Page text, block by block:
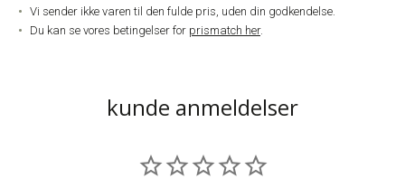
Vi sender ikke varen til den fulde pris, uden din godkendelse.
Du kan se vores betingelser for prismatch her.
kunde anmeldelser